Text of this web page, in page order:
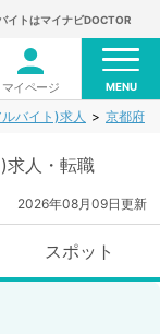
イトはマイナビDOCTOR
マイページ MENU
バイト)求人 京都府
求人・転職
2026年08月09日更新
スポット